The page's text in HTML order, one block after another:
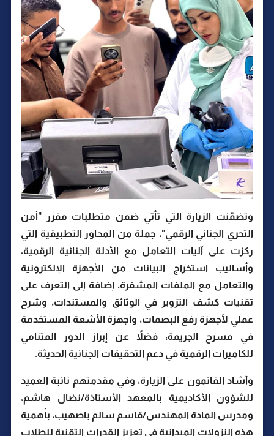
وتضمّنت الزيارة التي تأتي ضمن متطلبات مقرر "أمن
التحري الجنائي الرقمي"، جملة من المحاور التطبيقية التي
ركزت على آليات التعامل مع الأدلة الجنائية الرقمية،
وأساليب استخراج البيانات من الأجهزة الإلكترونية
والتعامل مع الملفات المشفرة، إضافة إلى التعرف على
تقنيات كشف التزوير في الوثائق والمستندات، وشرح
عملي لأجهزة رفع البصمات، وأجهزة الأشعة المستخدمة
في مسرح الجريمة، فضلاً عن إبراز الدور المتنامي
للكاميرات الرقمية في دعم التحقيقات الجنائية الحديثة.
وأشاد القائمون على الزيارة، وفي مقدمتهم نائبة العميد
للشؤون الأكاديمية بالمعهد الأستاذة/نضال هاشم،
ومدرس المادة المهندس/قاسم سالم باصهيب، بأهمية
هذه النزولات الميدانية في تعزيز القدرات التقنية للطلاب